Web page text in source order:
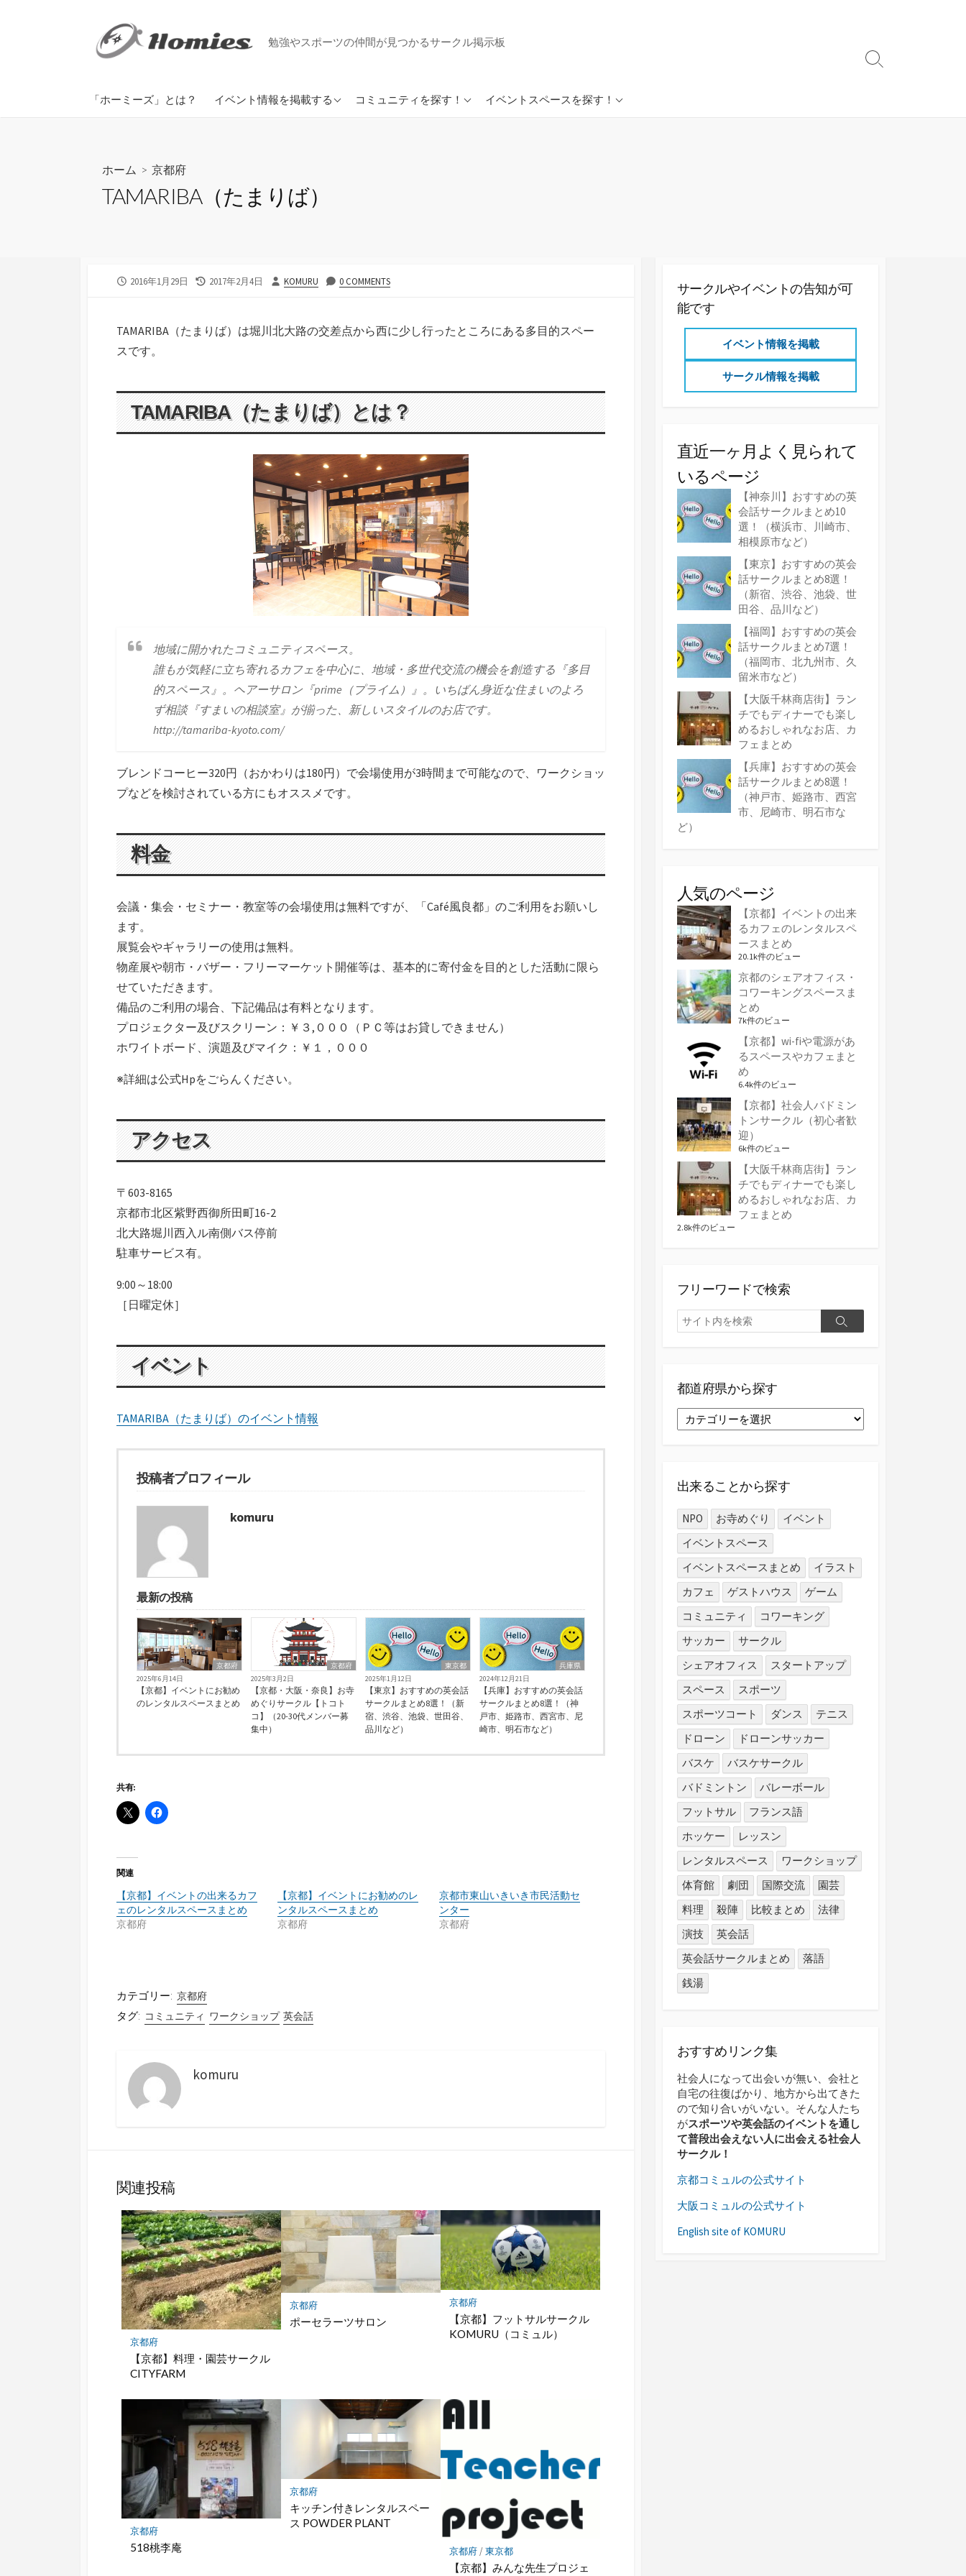
ス
勉強やスポーツの仲間が見つかるサークル掲示板
「ホーミーズ」とは？ イベント情報を掲載する
掲載までの手順 コミュニティを探す！
英会話サークルまとめ
イベントスペースを探す！
イベントスペースまとめ
検
ホーム > 京都府
TAMARIBA（たまりば）
公
2016年1月29日
最
日
2017年2月4日
投
KOMURU 0 COMMENTS
TAMARIBA（たまりば）は堀川北大路の交差点から西に少し行ったところにある多目的スペー
スです。
TAMARIBA（たまりば）とは？
地域に開かれたコミュニティスペース。
誰もが気軽に立ち寄れるカフェを中心に、地域・多世代交流の機会を創造する『多目
的スペース』。ヘアーサロン『prime（プライム）』。いちばん身近な住まいのよろ
ず相談『すまいの相談室』が揃った、新しいスタイルのお店です。
http://tamariba-kyoto.com/
ブレンドコーヒー320円（おかわりは180円）で会場使用が3時間まで可能なので、ワークショッ
プなどを検討されている方にもオススメです。
料金
会議・集会・セミナー・教室等の会場使用は無料ですが、「Café風良都」のご利用をお願いし
ます。
展覧会やギャラリーの使用は無料。
物産展や朝市・バザー・フリーマーケット開催等は、基本的に寄付金を目的とした活動に限ら
せていただきます。
備品のご利用の場合、下記備品は有料となります。
プロジェクター及びスクリーン：￥３,０００（ＰＣ等はお貸しできません）
ホワイトボード、演題及びマイク：￥１，０００
※詳細は公式Hpをごらんください。
アクセス
〒603-8165
京都市北区紫野西御所田町16-2
北大路堀川西入ル南側バス停前
駐車サービス有。
9:00～18:00
［日曜定休］
イベント
TAMARIBA（たまりば）のイベント情報
投稿者プロフィール
komuru
最新の投稿
京都府
2025年6月14日
【京都】イベントにお勧め
のレンタルスペースまとめ
京都府
2025年3月2日
【京都・大阪・奈良】お寺
めぐりサークル【トコト
コ】（20-30代メンバー募
集中）
東京都
2025年1月12日
【東京】おすすめの英会話
サークルまとめ8選！（新
宿、渋谷、池袋、世田谷、
品川など）
兵庫県
2024年12月21日
【兵庫】おすすめの英会話
サークルまとめ8選！（神
戸市、姫路市、西宮市、尼
崎市、明石市など）
共有:
関連
【京都】イベントの出来るカフ
ェのレンタルスペースまとめ
京都府
【京都】イベントにお勧めのレ
ンタルスペースまとめ
京都府
京都市東山いきいき市民活動セ
ンター
京都府
カテゴリー: 京都府
タグ: コミュニティ ワークショップ 英会話
komuru
関連投稿
京都府
【京都】料理・園芸サークル
CITYFARM
京都府
ポーセラーツサロン
京都府
【京都】フットサルサークル
KOMURU（コミュル）
京都府
518桃李庵
京都府
キッチン付きレンタルスペー
ス POWDER PLANT
京都府/東京都
【京都】みんな先生プロジェ
サークルやイベントの告知が可
能です
イベント情報を掲載
サークル情報を掲載
直近一ヶ月よく見られて
いるページ
【神奈川】おすすめの英
会話サークルまとめ10
選！（横浜市、川崎市、
相模原市など）
【東京】おすすめの英会
話サークルまとめ8選！
（新宿、渋谷、池袋、世
田谷、品川など）
【福岡】おすすめの英会
話サークルまとめ7選！
（福岡市、北九州市、久
留米市など）
【大阪千林商店街】ラン
チでもディナーでも楽し
めるおしゃれなお店、カ
フェまとめ
【兵庫】おすすめの英会
話サークルまとめ8選！
（神戸市、姫路市、西宮
市、尼崎市、明石市な
ど）
人気のページ
【京都】イベントの出来
るカフェのレンタルスペ
ースまとめ
20.1k件のビュー
京都のシェアオフィス・
コワーキングスペースま
とめ
7k件のビュー
【京都】wi-fiや電源があ
るスペースやカフェまと
め
6.4k件のビュー
【京都】社会人バドミン
トンサークル（初心者歓
迎）
6k件のビュー
【大阪千林商店街】ラン
チでもディナーでも楽し
めるおしゃれなお店、カ
フェまとめ
2.8k件のビュー
フリーワードで検索
検
索
検
都道府県から探す
都
道
ら
探
す
出来ることから探す
NPO お寺めぐり
イベント
イベントスペース
イベントスペースまとめ
イラスト
カフェ
ゲストハウス
ゲーム
コミュニティ
コワーキング
サッカー
サークル
シェアオフィス
スタートアップ
スペース
スポーツ
スポーツコート
ダンス
テニス
ドローン
ドローンサッカー
バスケ
バスケサークル
バドミントン
バレーボール
フットサル
フランス語
ホッケー
レッスン
レンタルスペース
ワークショップ
体育館
劇団 国際交流
園芸
料理
殺陣 比較まとめ
法律
演技
英会話
英会話サークルまとめ
落語
銭湯
おすすめリンク集
社会人になって出会いが無い、会社と
自宅の往復ばかり、地方から出てきた
ので知り合いがいない。そんな人たち
がスポーツや英会話のイベントを通し
て普段出会えない人に出会える社会人
サークル！
京都コミュルの公式サイト
大阪コミュルの公式サイト
English site of KOMURU